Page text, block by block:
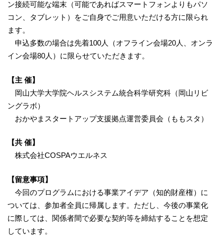
ン接続可能な端末（可能であればスマートフォンよりもパソ
コン、タブレット）をご自身でご用意いただける方に限られ
ます。
申込多数の場合は先着100人（オフライン会場20人、オンラ
イン会場80人）に限らせていただきます。
【主 催】
岡山大学大学院ヘルスシステム統合科学研究科（岡山リビ
ングラボ）
おかやまスタートアップ支援拠点運営委員会（ももスタ）
【共 催】
株式会社COSPAウエルネス
【留意事項】
今回のプログラムにおける事業アイデア（知的財産権）に
ついては、参加者全員に帰属します。ただし、今後の事業化
に際しては、関係者間で必要な契約等を締結することを想定
しています。